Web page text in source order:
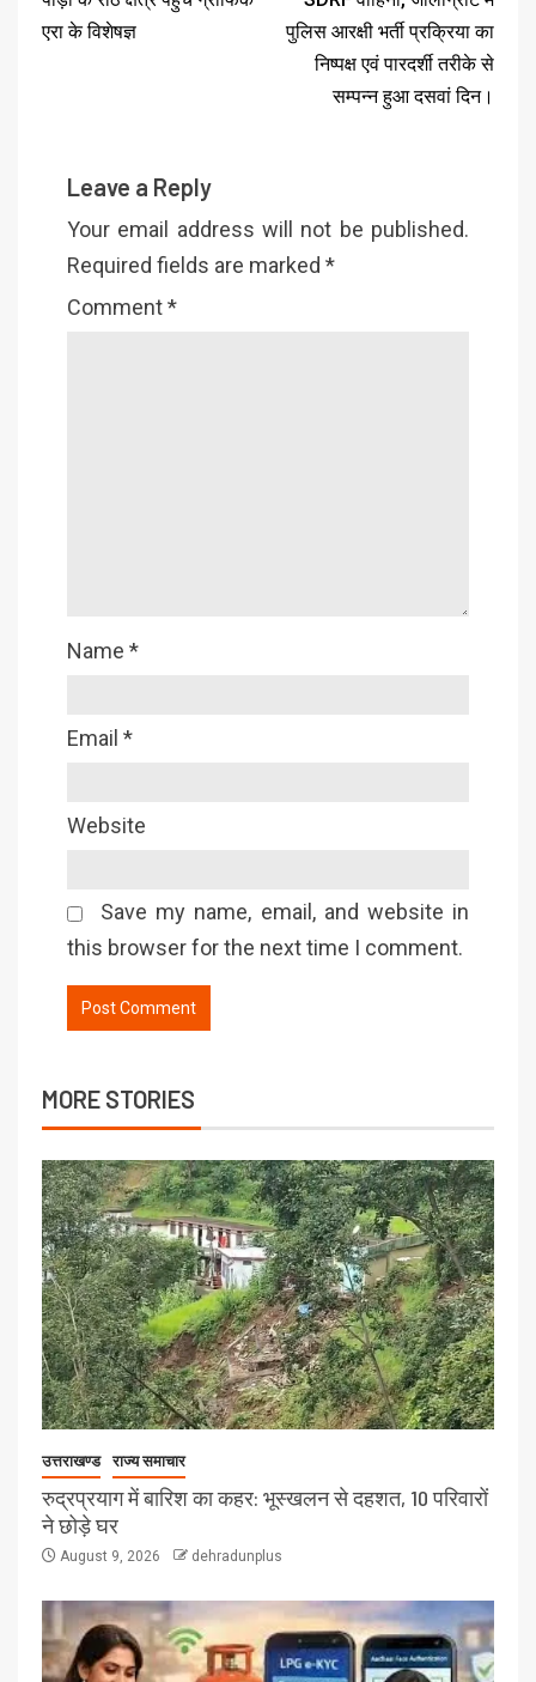
एरा के विशेषज्ञ
पुलिस आरक्षी भर्ती प्रक्रिया का
निष्पक्ष एवं पारदर्शी तरीके से
सम्पन्न हुआ दसवां दिन।
Leave a Reply
Your email address will not be published.
Required fields are marked *
Comment*
Name *
Email *
Website
Save my name, email, and website in
this browser for the next time I comment.
MORE STORIES
उत्तराखण्ड राज्य समाचार
रुद्रप्रयाग में बारिश का कहर: भूस्खलन से दहशत, 10 परिवारों
ने छोड़े घर
August 9, 2026 dehradunplus